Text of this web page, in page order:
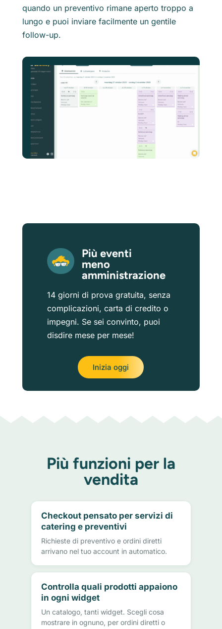
quando un preventivo rimane aperto troppo a
lungo e puoi inviare facilmente un gentile
follow-up.
Più eventi
meno
amministrazione
14 giorni di prova gratuita, senza
complicazioni, carta di credito o
impegni. Se sei convinto, puoi
disdire mese per mese!
Inizia oggi
Più funzioni per la
vendita
Checkout pensato per servizi di
catering e preventivi
Richieste di preventivo e ordini diretti
arrivano nel tuo account in automatico.
Controlla quali prodotti appaiono
in ogni widget
Un catalogo, tanti widget. Scegli cosa
mostrare in ognuno, per ordini diretti o